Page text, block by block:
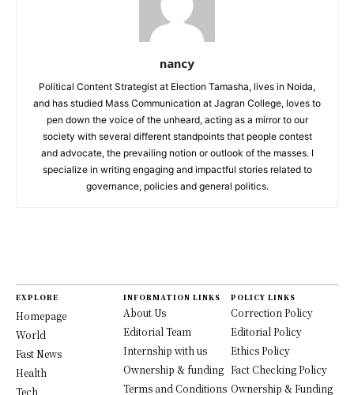
nancy
Political Content Strategist at Election Tamasha, lives in Noida,
and has studied Mass Communication at Jagran College, loves to
pen down the voice of the unheard, acting as a mirror to our
society with several different standpoints that people contest
and advocate, the prevailing notion or outlook of the masses. I
specialize in writing engaging and impactful stories related to
governance, policies and general politics.
EXPLORE
Homepage
World
Fast News
Health
Tech
INFORMATION LINKS
About Us
Editorial Team
Internship with us
Ownership & funding
Terms and Conditions
POLICY LINKS
Correction Policy
Editorial Policy
Ethics Policy
Fact Checking Policy
Ownership & Funding